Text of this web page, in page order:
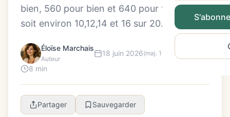
bien, 560 pour bien et 640 pour très bien,
soit environ 10,12,14 et 16 sur 20.Vo...
Éloïse Marchais
Auteur
18 juin 2026(maj. 10 août 2026)
8 min
Partager Sauvegarder